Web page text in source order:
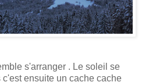
s'arranger . Le soleil se
ensuite un cache cache